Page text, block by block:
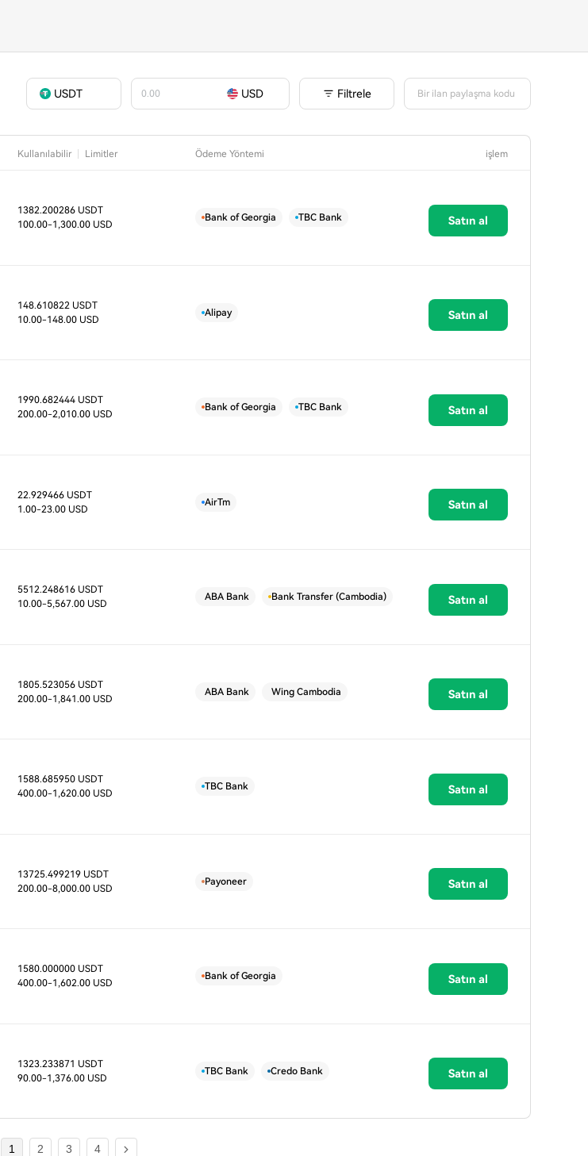
USDT USD Filtrele
Kullanılabilir Limitler Ödeme Yöntemi işlem
1382.200286 USDT
100.00-1,300.00 USD
Bank of Georgia TBC Bank Satın al
148.610822 USDT
10.00-148.00 USD
Alipay Satın al
1990.682444 USDT
200.00-2,010.00 USD
Bank of Georgia TBC Bank Satın al
22.929466 USDT
1.00-23.00 USD
AirTm Satın al
5512.248616 USDT
10.00-5,567.00 USD
ABA Bank Bank Transfer (Cambodia) Satın al
1805.523056 USDT
200.00-1,841.00 USD
ABA Bank Wing Cambodia Satın al
1588.685950 USDT
400.00-1,620.00 USD
TBC Bank Satın al
13725.499219 USDT
200.00-8,000.00 USD
Payoneer Satın al
1580.000000 USDT
400.00-1,602.00 USD
Bank of Georgia Satın al
1323.233871 USDT
90.00-1,376.00 USD
TBC Bank Credo Bank Satın al
1 2 3 4